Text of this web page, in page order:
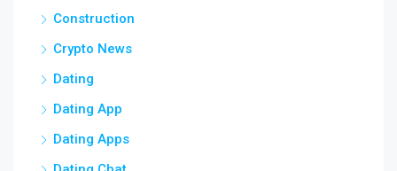
Construction
Crypto News
Dating
Dating App
Dating Apps